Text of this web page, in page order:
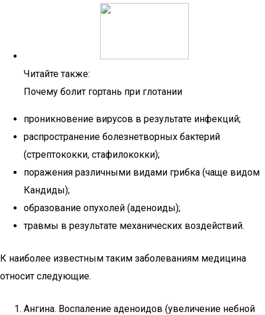
Читайте также:
Почему болит гортань при глотании
проникновение вирусов в результате инфекций;
распространение болезнетворных бактерий
(стрептококки, стафилококки);
поражения различными видами грибка (чаще видом
Кандиды);
образование опухолей (аденоиды);
травмы в результате механических воздействий.
К наиболее известным таким заболеваниям медицина
относит следующие.
Ангина. Воспаление аденоидов (увеличение небной